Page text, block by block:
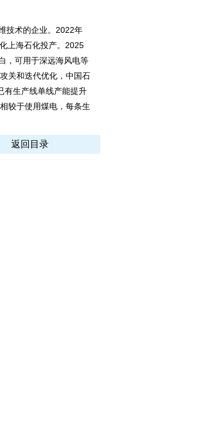
技术的企业。2022年
上海石化投产。2025
，可用于深远海风电等
关和迭代优化，中国石
有生产线单线产能提升
较于使用煤电，每条生
返回目录